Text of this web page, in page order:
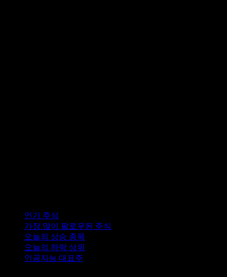
인기 주식
가장 많이 팔로우된 주식
오늘의 상승 종목
오늘의 하락 상위
인공지능 대표주